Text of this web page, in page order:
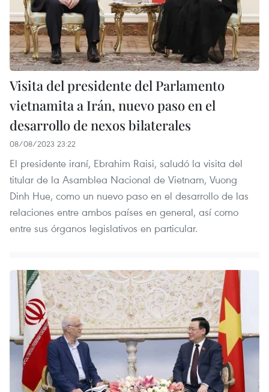
Visita del presidente del Parlamento
vietnamita a Irán, nuevo paso en el
desarrollo de nexos bilaterales
08/08/2023 23:22
El presidente iraní, Ebrahim Raisi, saludó la visita del
titular de la Asamblea Nacional de Vietnam, Vuong
Dinh Hue, como un nuevo paso en el desarrollo de las
relaciones entre ambos países en general, así como
entre sus órganos legislativos en particular.